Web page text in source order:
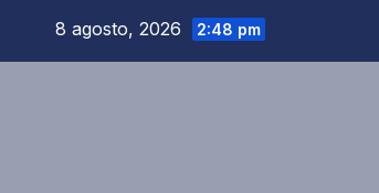
8 agosto, 2026 2:48 pm